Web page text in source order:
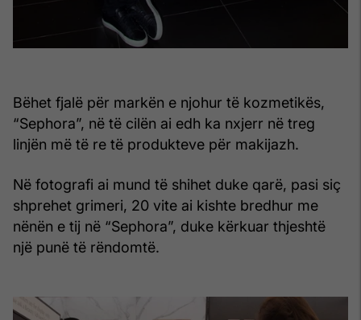
Bëhet fjalë për markën e njohur të kozmetikës,
“Sephora”, në të cilën ai edh ka nxjerr në treg
linjën më të re të produkteve për makijazh.
Në fotografi ai mund të shihet duke qarë, pasi siç
shprehet grimeri, 20 vite ai kishte bredhur me
nënën e tij në “Sephora”, duke kërkuar thjeshtë
një punë të rëndomtë.